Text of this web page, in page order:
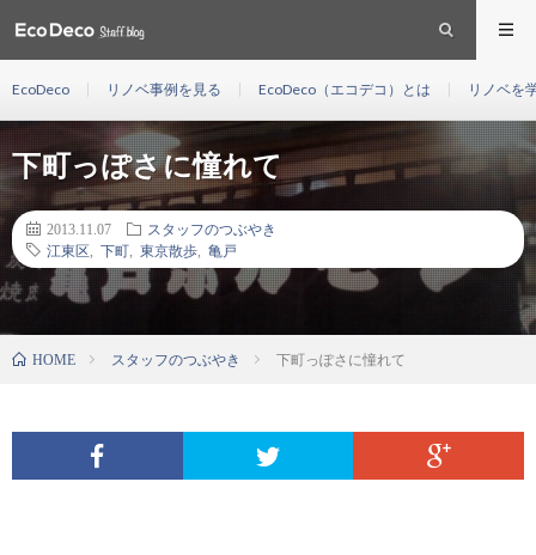
EcoDeco リノベ事例を見る EcoDeco（エコデコ）とは リノベを
下町っぽさに憧れて
2013.11.07
スタッフのつぶやき
江東区
下町 東京散歩 亀戸
HOME スタッフのつぶやき 下町っぽさに憧れて